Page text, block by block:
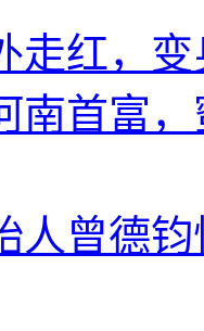
走红，
南首富
人曾德